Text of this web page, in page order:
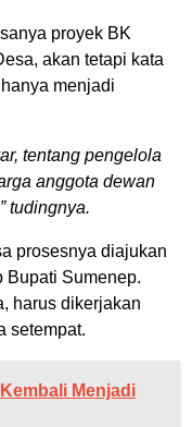
proyek BK
akan tetapi kata
menjadi
tentang pengelola
anggota dewan
tudingnya.
prosesnya diajukan
Bupati Sumenep.
harus dikerjakan
setempat.
Menjadi